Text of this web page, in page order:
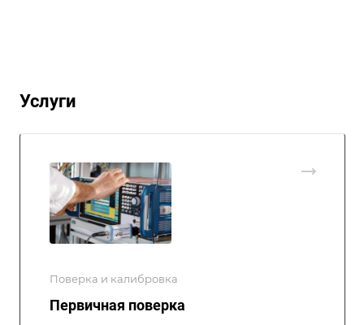
Услуги
Поверка и калибровка
Первичная поверка